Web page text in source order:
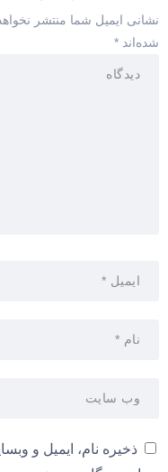
نشانی ایمیل شما منتشر
شده‌اند *
ذخیره نام، ایمیل و